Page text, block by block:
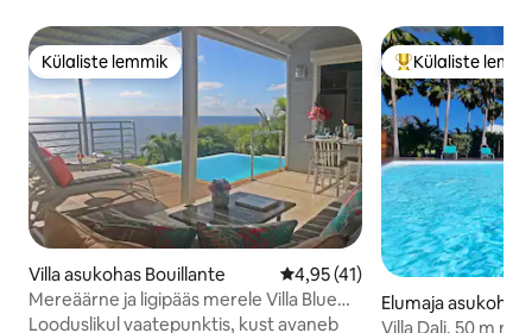
Külaliste lemmik
Külaliste lemmik
Villa asukohas Bouillante Keskmine hinnang 4,95/5, 41
4,95 (41)
Mereäärne ja ligipääs merele Villa Blue
Haven 2
Looduslikul vaatepunktis, kust avaneb
Külaliste suur
Külaliste
Elumaja asukohas
e
Villa Dali, 50 m